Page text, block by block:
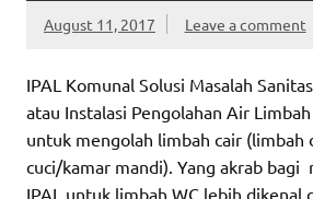
August 11, 2017 Leave a comment
IPAL Komunal Solusi Masalah
atau Instalasi Pengolahan Air
untuk mengolah limbah cair (limbah
cuci/kamar mandi). Yang akrab bagi
IPAL untuk limbah WC lebih dikenal